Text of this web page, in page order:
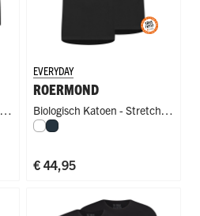
,
EVERYDAY
ROERMOND
Biologisch Katoen - Stretch,
Body Fit
WitNavy
€ 44,95